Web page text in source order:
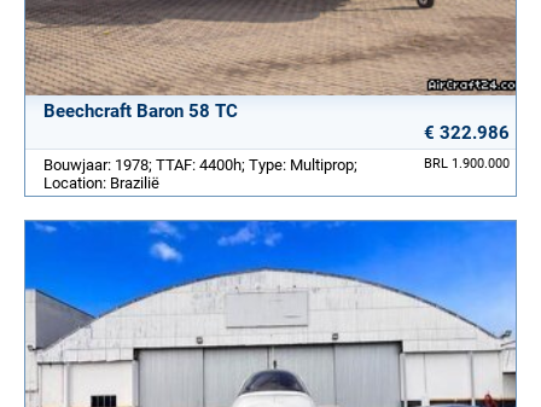
Beechcraft Baron 58 TC
€ 322.986
BRL 1.900.000
Bouwjaar: 1978; TTAF: 4400h; Type: Multiprop;
Location: Brazilië